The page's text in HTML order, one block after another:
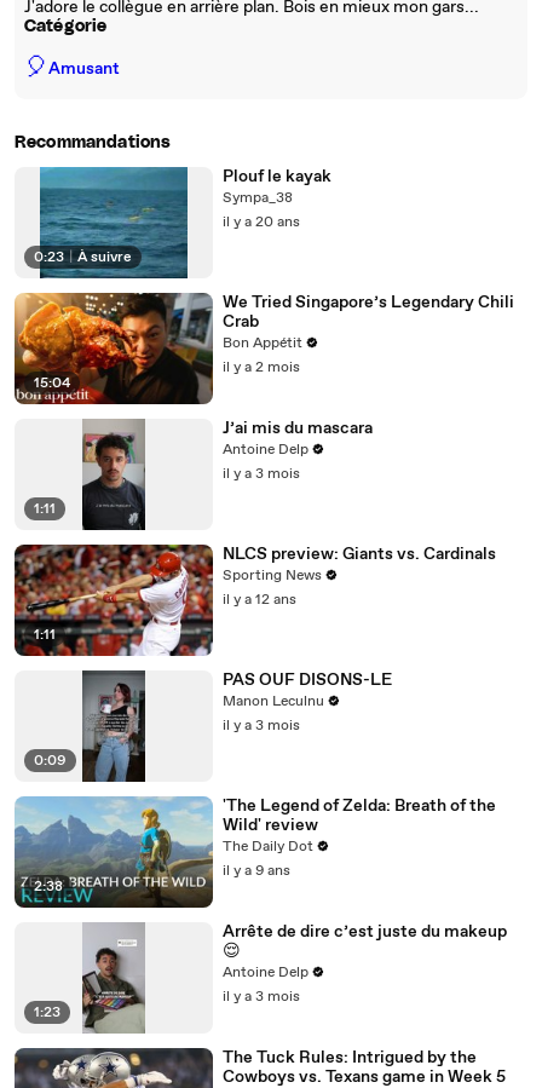
J'adore le collègue en arrière plan. Bois en mieux mon gars...
Catégorie
🎈Amusant
Recommandations
0:23 | À suivre
Plouf le kayak
Sympa_38
il y a 20 ans
15:04
We Tried Singapore’s Legendary Chili
Crab
Bon Appétit
il y a 2 mois
1:11
J’ai mis du mascara
Antoine Delp
il y a 3 mois
1:11
NLCS preview: Giants vs. Cardinals
Sporting News
il y a 12 ans
0:09
PAS OUF DISONS-LE
Manon Leculnu
il y a 3 mois
2:38
'The Legend of Zelda: Breath of the
Wild' review
The Daily Dot
il y a 9 ans
1:23
Arrête de dire c’est juste du makeup
😌
Antoine Delp
il y a 3 mois
The Tuck Rules: Intrigued by the
Cowboys vs. Texans game in Week 5